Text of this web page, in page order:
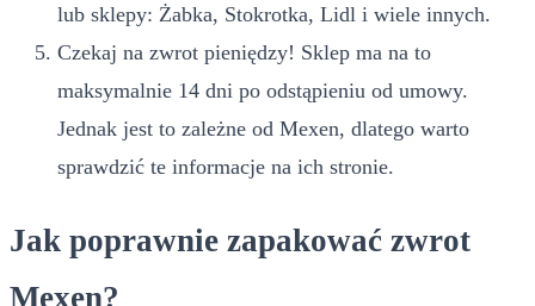
lub sklepy: Żabka, Stokrotka, Lidl i wiele innych.
Czekaj na zwrot pieniędzy! Sklep ma na to
maksymalnie 14 dni po odstąpieniu od umowy.
Jednak jest to zależne od Mexen, dlatego warto
sprawdzić te informacje na ich stronie.
Jak poprawnie zapakować zwrot
Mexen?